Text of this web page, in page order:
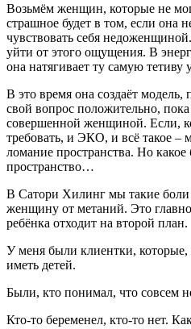
Возьмём женщин, которые не
страшное будет в том, если она
чувствовать себя
уйти от этого ощущения. В
она натягивает ту самую тетиву
В это время она создаёт
свой вопрос положительно,
совершенной женщиной. Если,
требовать, и ЭКО, и всё такое –
ломание пространства. Но какое
пространство…
В Сатори Хилинг мы такие
женщину от метаний. Это
ребёнка отходит на второй план.
У меня были клиентки, которые,
иметь детей.
Были, кто понимал, что совсем
Кто-то беременел, кто-то нет.